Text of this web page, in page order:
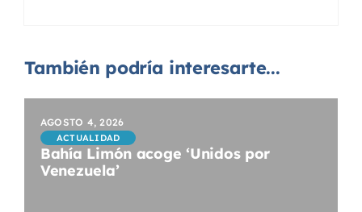
También podría interesarte...
AGOSTO 4, 2026
ACTUALIDAD
Bahía Limón acoge ‘Unidos por
Venezuela’